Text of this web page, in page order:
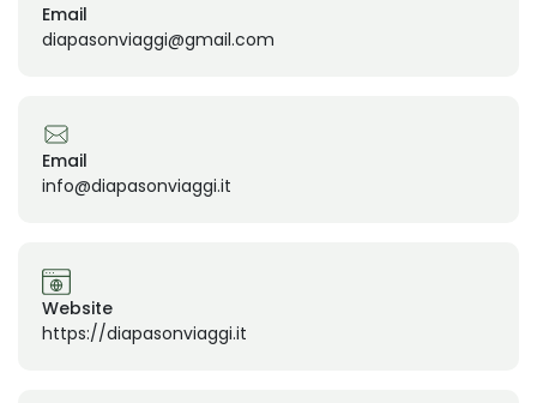
Email
diapasonviaggi@gmail.com
Email
info@diapasonviaggi.it
Website
https://diapasonviaggi.it